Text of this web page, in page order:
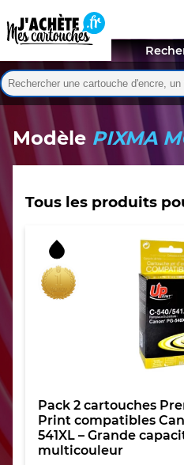
Rechercher :
Quand les résultats de
Modèle PIXMA
Tous les produits
Pack 2 cartouches
Print compatibles
541XL – Grande
multicouleur